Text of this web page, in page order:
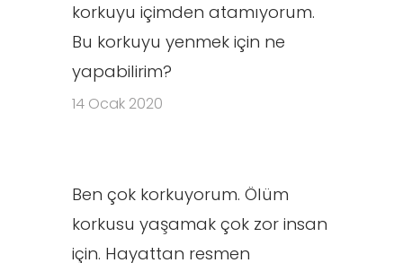
korkuyu içimden atamıyorum.
Bu korkuyu yenmek için ne
yapabilirim?
14 Ocak 2020
Ben çok korkuyorum. Ölüm
korkusu yaşamak çok zor insan
için. Hayattan resmen